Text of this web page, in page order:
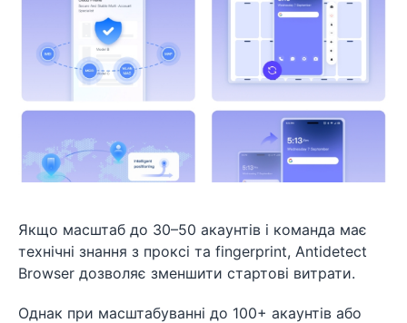
Якщо масштаб до 30–50 акаунтів і команда має
технічні знання з проксі та fingerprint, Antidetect
Browser дозволяє зменшити стартові витрати.
Однак при масштабуванні до 100+ акаунтів або